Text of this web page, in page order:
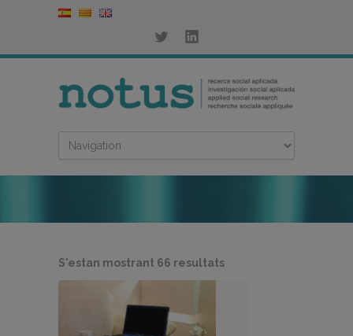
S'estan mostrant 66 resultatsOrdenat